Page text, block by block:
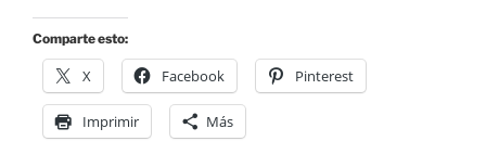
Comparte esto:
X Facebook Pinterest
Imprimir Más